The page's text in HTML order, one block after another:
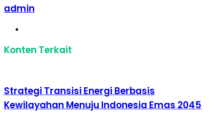
via
Email
admin
Konten Terkait
Strategi Transisi Energi Berbasis
Kewilayahan Menuju Indonesia Emas 2045